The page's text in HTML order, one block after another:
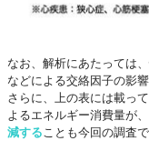
なお、解析にあたっては
などによる交絡因子の影
さらに、上の表には載っ
よるエネルギー消費量が、
減することも今回の調査